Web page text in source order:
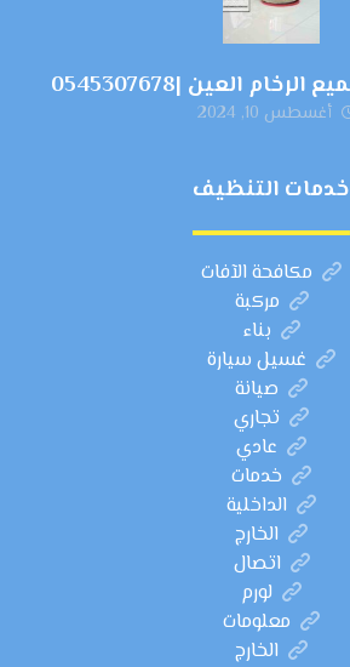
العين |0545307678
أغسطس 10, 2024
خدمات التنظيف
مكافحة الآفات
مركبة
بناء
غسيل سيارة
صيانة
تجاري
عادي
خدمات
الداخلية
الخارج
اتصال
لورم
معلومات
الخارج